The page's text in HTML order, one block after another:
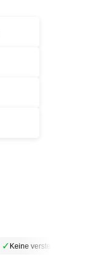
✓Keine versteckten Kosten